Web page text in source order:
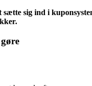
sig ind i